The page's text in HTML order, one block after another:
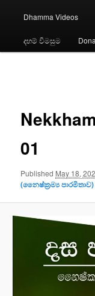
Dhamma Videos
දහම් විමසුම
01
Published May 18,
(නෛෂ්ක්‍ර‍ම්‍ය පාරමිතාව)